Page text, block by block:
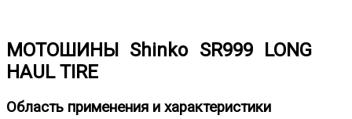
МОТОШИНЫ Shinko SR999 LONG
HAUL TIRE
Область применения и характеристики